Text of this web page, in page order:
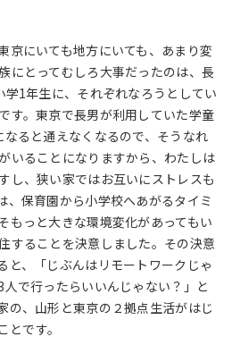
京にいても地方にいても、あまり変
にとってむしろ大事だったのは、長
1年生に、それぞれなろうとしてい
す。東京で長男が利用していた学童
ると通えなくなるので、そうなれ
いることになりますから、わたしは
し、狭い家ではお互いにストレスも
、保育園から小学校へあがるタイミ
もっと大きな環境変化があってもい
ることを決意しました。その決意
と、「じぶんはリモートワークじゃ
で行ったらいいんじゃない？」と
の、山形と東京の２拠点生活がはじ
です。